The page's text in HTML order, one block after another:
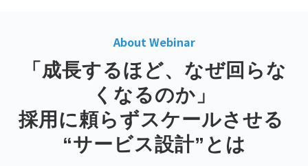
About Webinar
「成長するほど、なぜ回らな
くなるのか」
採用に頼らずスケールさせる
“サービス設計”とは